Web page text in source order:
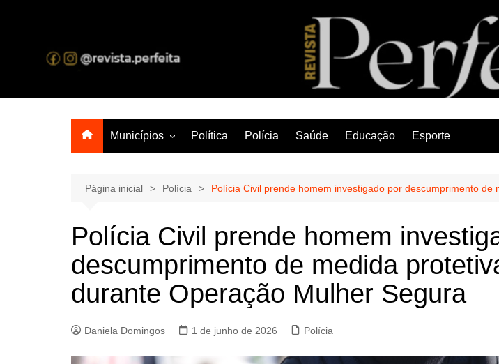
A melhor revista eletrônica do interior de Sergipe
Municípios
Lagarto
Política Polícia Saúde Educação Esporte
Página inicial Polícia Polícia Civil prende homem investigado por descumprimento
Polícia Civil prende homem
descumprimento de medida
durante Operação Mulher Segura
Daniela Domingos 1 de junho de 2026 Polícia